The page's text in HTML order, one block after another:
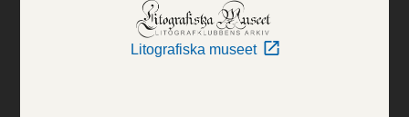
Litografiska museet